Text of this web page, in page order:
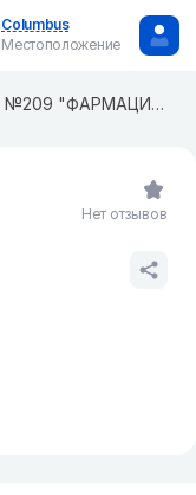
Columbus
Местоположение
Аптека №209 "ФАРМАЦИЯ"
Нет отзывов